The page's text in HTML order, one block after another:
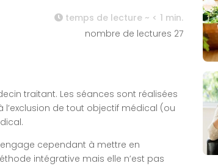
temps de lecture ~ < 1 min.
nombre de lectures 27
traitant. Les séances sont réalisées
de tout objectif médical (ou
cependant à mettre en
intégrative mais elle n’est pas